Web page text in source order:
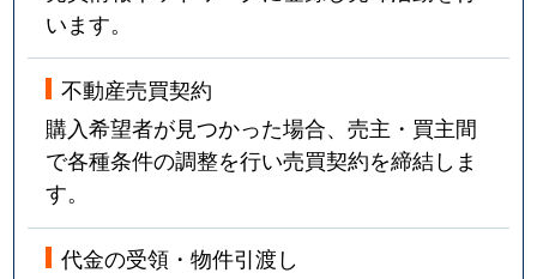
います。
不動産売買契約
購入希望者が見つかった場合、売主・買主間
で各種条件の調整を行い売買契約を締結しま
す。
代金の受領・物件引渡し